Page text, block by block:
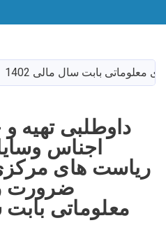
main
content
اجناس
ریاست های
ضرورت
معلوماتی بابت